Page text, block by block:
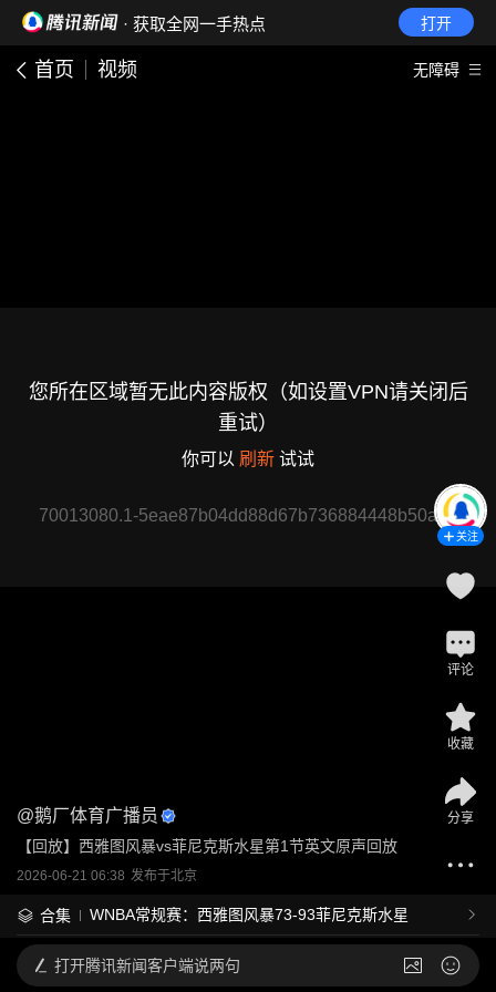
· 获取全网一手热点 打开
首页 视频 无障碍
您所在区域暂无此内容版权（如设置VPN请关闭后
重试）
你可以 刷新 试试
70013080.1-5eae87b04dd88d67b736884448b50a48
@鹅厂体育广播员
【回放】西雅图风暴vs菲尼克斯水星第1节英文原声回放
2026-06-21 06:38 发布于北京
合集 WNBA常规赛：西雅图风暴73-93菲尼克斯水星
关注
评论
收藏
分享
打开腾讯新闻客户端说两句